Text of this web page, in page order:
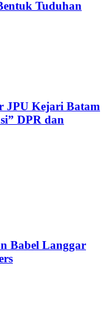
Tuduhan
JPU Kejari Batam
DPR dan
Babel Langgar